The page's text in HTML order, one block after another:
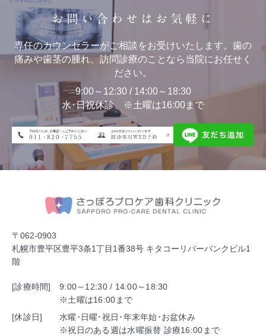
お問い合わせはお気軽に
専任のカウンセラーがご相談をお受けいたします。歯の
痛みや歯茎の腫れ、訪問診療のことなら当院にお任せく
ださい。
9:00～12:30 / 14:00～18:30
水･日祝休診 ※土曜は16:00まで
〒062-0903
札幌市豊平区豊平3条1丁目1番38号 キタコーリバーバンクビル1
階
[診療時間]
9:00～12:30 / 14:00～18:30
※土曜は16:00まで
[休診日]
水曜･日曜･祝日･年末年始･お盆休み
※祝日のある週は水曜振替 診療16:00まで